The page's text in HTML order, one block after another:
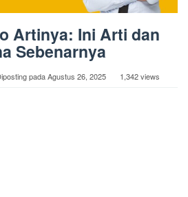
Artinya: Ini Arti dan
Sebenarnya
padaAgustus 26, 2025 1,342 views